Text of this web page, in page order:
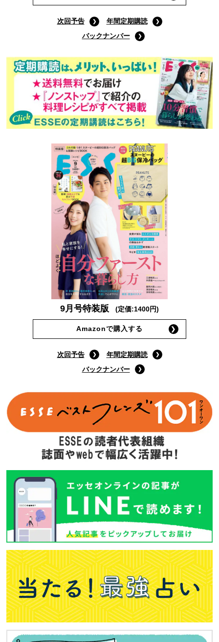
次回予告
年間定期購読
バックナンバー
9月号特装版 (定価:1400円)
Amazonで購入する
次回予告
年間定期購読
バックナンバー